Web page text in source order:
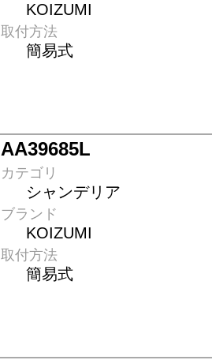
KOIZUMI
取付方法
簡易式
AA39685L
カテゴリ
シャンデリア
ブランド
KOIZUMI
取付方法
簡易式